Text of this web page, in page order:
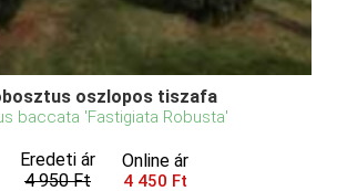
oszlopos tiszafa
baccata 'Fastigiata Robusta'
Eredeti ár
4 950 Ft
Online ár
4 450 Ft